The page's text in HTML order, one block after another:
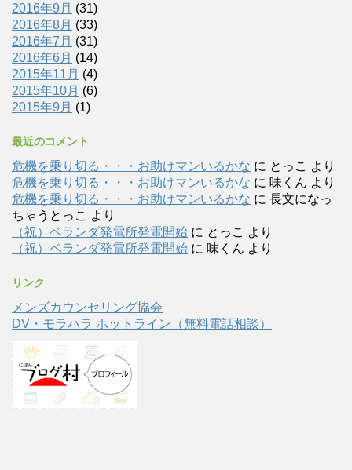
2016年9月 (31)
2016年8月 (33)
2016年7月 (31)
2016年6月 (14)
2015年11月 (4)
2015年10月 (6)
2015年9月 (1)
最近のコメント
危機を乗り切る・・・お助けマンいるかな に とっこ より
危機を乗り切る・・・お助けマンいるかな に 味くん より
危機を乗り切る・・・お助けマンいるかな に 長文になっ
ちゃうとっこ より
（祝）ベランダ発電所発電開始 に とっこ より
（祝）ベランダ発電所発電開始 に 味くん より
リンク
メンズカウンセリング協会
DV・モラハラ ホットライン（無料電話相談）